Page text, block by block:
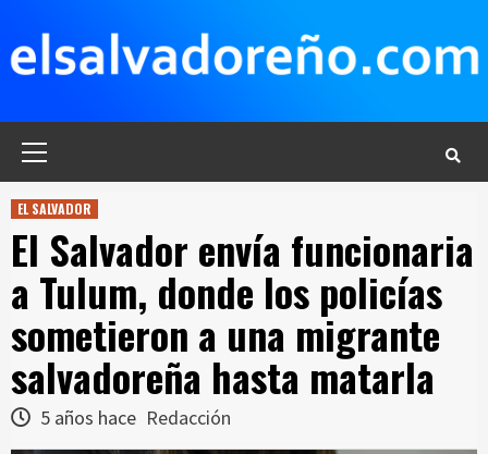
contenido
EL SALVADOR
El Salvador envía funcionaria
a Tulum, donde los policías
sometieron a una migrante
salvadoreña hasta matarla
5 años hace Redacción